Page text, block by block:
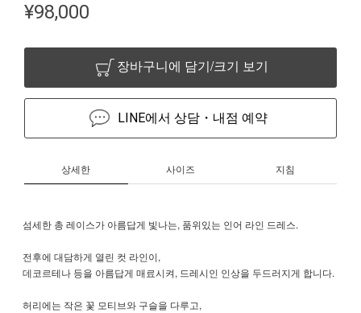
¥98,000
장바구니에 담기/크기 보기
LINE에서 상담・내점 예약
상세한 사이즈 지침
섬세한 총 레이스가 아름답게 빛나는, 품위있는 인어 라인 드레스.
전후에 대담하게 열린 컷 라인이,
데코르테나 등을 아름답게 매료시켜, 드레시인 인상을 두드러지게 합니다.
허리에는 작은 꽃 모티브와 구슬을 다루고,